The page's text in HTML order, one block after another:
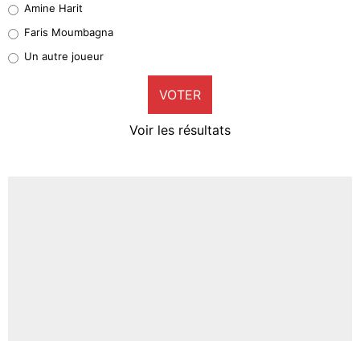
1%
9%
Amine Harit
Faris Moumbagna
Un autre joueur
VOTER
Voir les résultats